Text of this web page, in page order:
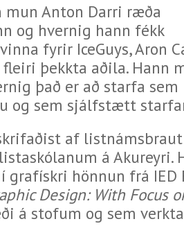
Anton Darri ræða
og hvernig hann fékk
fyrir IceGuys, Aron
þekkta aðila. Hann
það er að starfa
og sem sjálfstætt
af
á Akureyri.
grafískri hönnun frá
Design: With Focus
á stofum og sem